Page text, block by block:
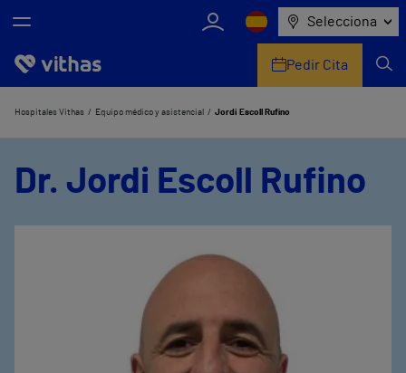
Selecciona
Nosotros
Pedir Cita
Hospitales Vithas Equipo médico y asistencial Jordi Escoll Rufino
Dr. Jordi Escoll Rufino